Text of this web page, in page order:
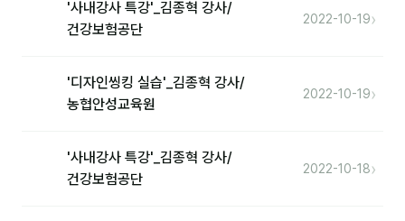
문서자료실
영상자료실
'사내강사 특강'_김종혁 강사/
건강보험공단
2022-10-19›
'디자인씽킹 실습'_김종혁 강사/
농협안성교육원
2022-10-19›
'사내강사 특강'_김종혁 강사/
건강보험공단
2022-10-18›